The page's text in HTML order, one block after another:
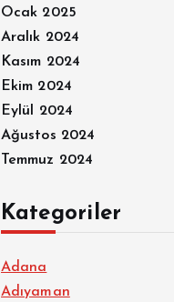
Ocak 2025
Aralık 2024
Kasım 2024
Ekim 2024
Eylül 2024
Ağustos 2024
Temmuz 2024
Kategoriler
Adana
Adıyaman